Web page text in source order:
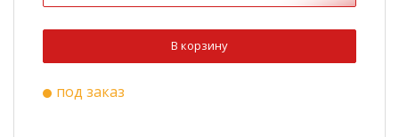
В корзину
под заказ